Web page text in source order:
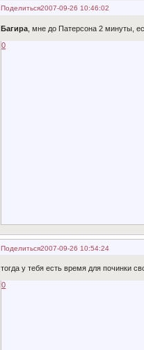
Поделиться2007-09-26 10:46:02
Багира , мне до Патерсона 2 минуты,
0
Поделиться2007-09-26 10:54:24
тогда у тебя есть время для починки
0